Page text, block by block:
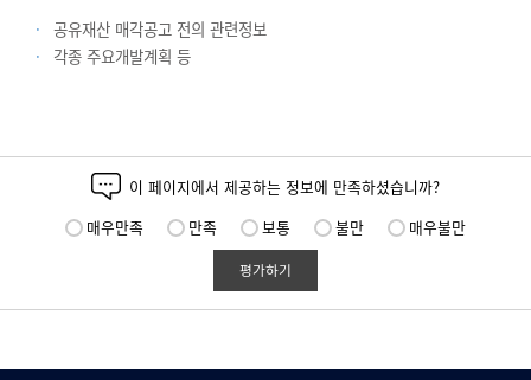
공유재산 매각공고 전의 관련정보
각종 주요개발계획 등
이 페이지에서 제공하는 정보에 만족하셨습니까?
매우만족
만족 보통 불만 매우불만
평가하기